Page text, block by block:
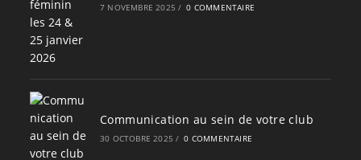
7 NOVEMBRE 2025 / 0 COMMENTAIRE
Communication au sein de votre club
30 OCTOBRE 2025 / 0 COMMENTAIRE